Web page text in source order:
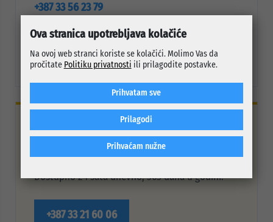
+387 33 56 23 79
Fax
+387 33 66 80 97
OTVORENA LINIJA
Prijava problema
Dostupno 24 sata dnevno, 365 dana u godini.
+387 33 21 60 06
Ova stranica upotrebljava kolačiće
Na ovoj web stranci koriste se kolačići. Molimo Vas da
pročitate Politiku privatnosti ili prilagodite postavke.
Prihvaćam nužne
Prilagodi
Prihvatam sve